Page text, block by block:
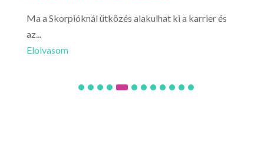
Ma a Skorpióknál ütközés alakulhat ki a karrier és
az...
Elolvasom